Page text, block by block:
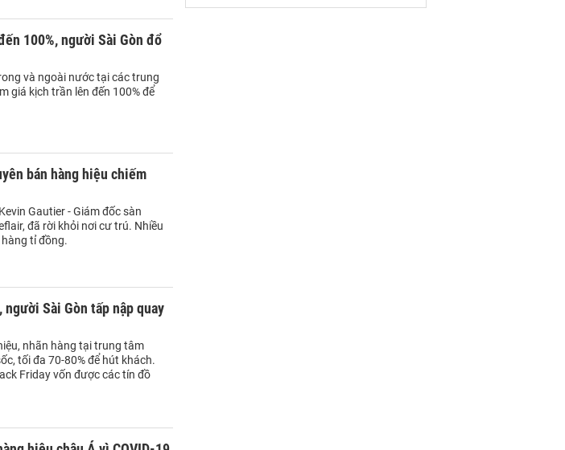
100%, người Sài Gòn đổ
và ngoài nước tại các trung
giá kịch trần lên đến 100% để
bán hàng hiệu chiếm
Gautier - Giám đốc sàn
đã rời khỏi nơi cư trú. Nhiều
tỉ đồng.
Sài Gòn tấp nập quay
nhãn hàng tại trung tâm
tối đa 70-80% để hút khách.
Friday vốn được các tín đồ